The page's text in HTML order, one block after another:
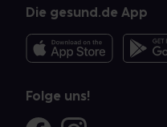
Die gesund.de App
Folge uns!